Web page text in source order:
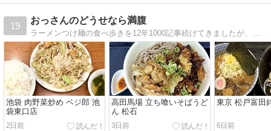
19
おっさんのどうせなら満腹
ラーメンつけ麺の食べ歩きを12年1000記事続けてきましたが、ジャンルを限定しない食べ歩きにリニューアルしました。食べたいものを食べたいときに食べて紹介します。
池袋 肉野菜炒め ベジ郎 池
袋東口店
2日前
高田馬場 立ち喰いそばうど
ん 松石
3日前
東京 松戸富田
6日前